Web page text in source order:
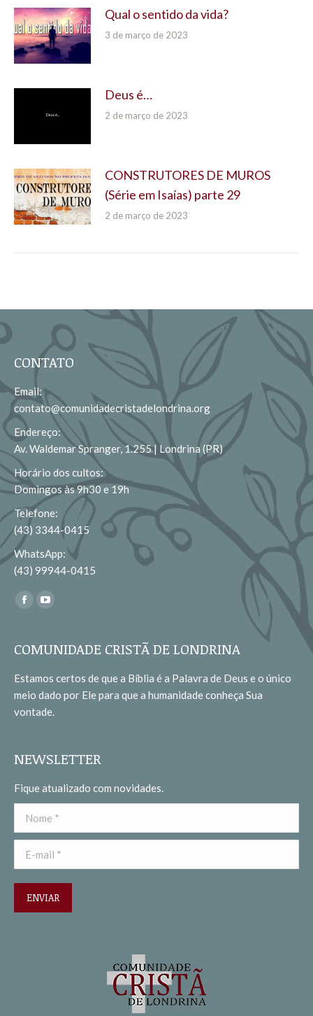
Qual o sentido da vida?
3 de março de 2023
Deus é…
2 de março de 2023
CONSTRUTORES DE MUROS
(Série em Isaías) parte 29
2 de março de 2023
CONTATO
Email:
contato@comunidadecristadelondrina.org
Endereço:
Av. Waldemar Spranger, 1.255 | Londrina (PR)
Horário dos cultos:
Domingos às 9h30 e 19h
Telefone:
(43) 3344-0415
WhatsApp:
(43) 99944-0415
Encontre-nos em:
Facebook
opens
new
window
opens
new
window
COMUNIDADE CRISTÃ DE LONDRINA
Estamos certos de que a Bíblia é a Palavra de Deus e o único
meio dado por Ele para que a humanidade conheça Sua
vontade.
NEWSLETTER
Fique atualizado com novidades.
Nome *
E-mail *
ENVIAR